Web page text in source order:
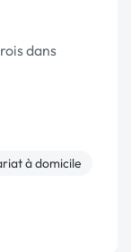
dans
à domicile